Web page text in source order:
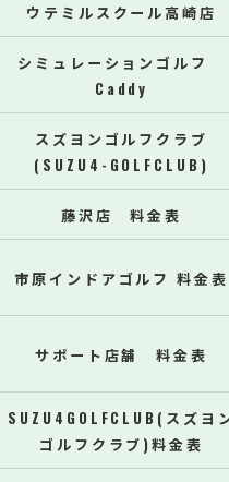
ウテミルスクール高崎店
シミュレーションゴルフ
Caddy
スズヨンゴルフクラブ
(SUZU4-GOLFCLUB)
藤沢店 料金表
市原インドアゴルフ 料金表
サポート店舗 料金表
SUZU4GOLFCLUB(スズヨ
ゴルフクラブ)料金表